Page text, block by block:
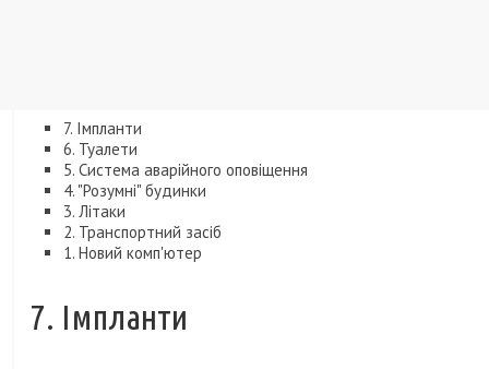
7. Імпланти
6. Туалети
5. Система аварійного оповіщення
4. "Розумні" будинки
3. Літаки
2. Транспортний засіб
1. Новий комп'ютер
7. Імпланти